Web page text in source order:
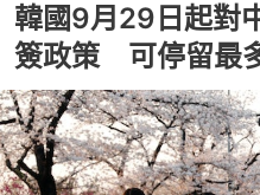
韓國9月29日起對
簽政策 可停留最